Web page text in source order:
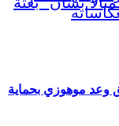
وعد موهوزي بحماية